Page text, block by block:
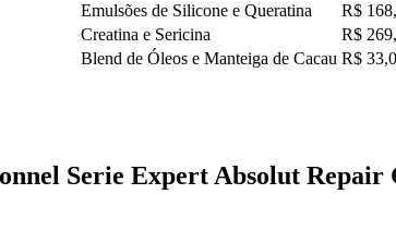
Emulsões de Silicone e Queratina
R$
Creatina e Sericina
R$
Blend de Óleos e Manteiga de Cacau R$
Serie Expert Absolut